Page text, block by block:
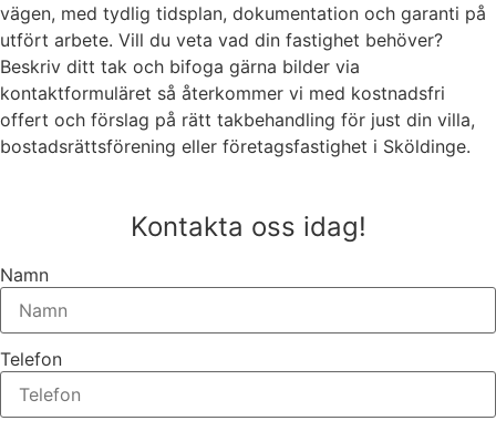
vägen, med tydlig tidsplan, dokumentation och garanti på
utfört arbete. Vill du veta vad din fastighet behöver?
Beskriv ditt tak och bifoga gärna bilder via
kontaktformuläret så återkommer vi med kostnadsfri
offert och förslag på rätt takbehandling för just din villa,
bostadsrättsförening eller företagsfastighet i Sköldinge.
Kontakta oss idag!
Namn
Telefon